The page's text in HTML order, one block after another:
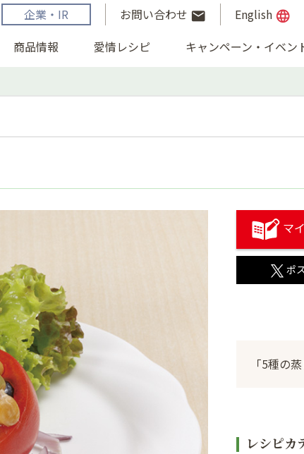
商品情報 愛情レシピ キャンペーン・イベン
企業・IR お問い合わせ email English language
マ
ポ
「5種の
レシピカ